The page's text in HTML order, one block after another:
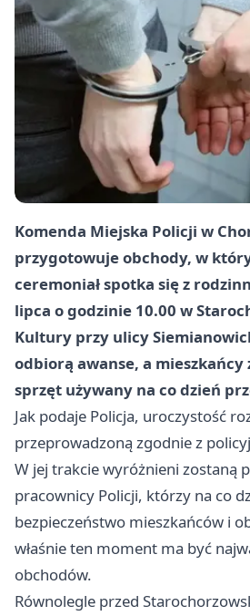
Komenda Miejska Policji w
przygotowuje obchody, w
ceremoniał spotka się z
lipca o godzinie 10.00 w
Kultury przy ulicy
odbiorą awanse, a mieszkańcy
sprzęt używany na co dzień
Jak podaje Policja, uroczystość
przeprowadzoną zgodnie z
W jej trakcie wyróżnieni zostaną
pracownicy Policji, którzy na co
bezpieczeństwo mieszkańców i
właśnie ten moment ma być
obchodów.
Równolegle przed